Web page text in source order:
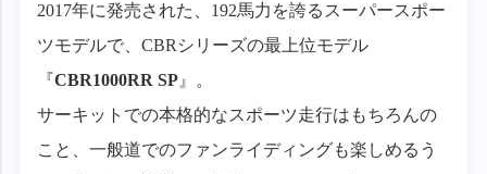
2017年に発売された、192馬力を誇るスーパースポー
ツモデルで、CBRシリーズの最上位モデル
『CBR1000RR SP 』。
サーキットでの本格的なスポーツ走行はもちろんの
こと、一般道でのファンライディングも楽しめるう